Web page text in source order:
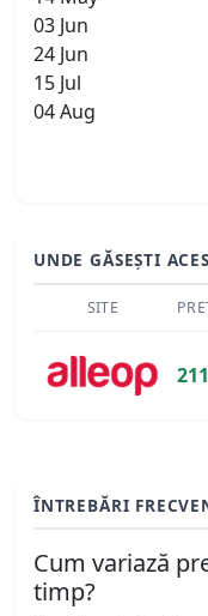
03 Jun
24 Jun
15 Jul
04 Aug
UNDE GĂSEȘTI
SITE
211
ÎNTREBĂRI
Cum variază
timp?